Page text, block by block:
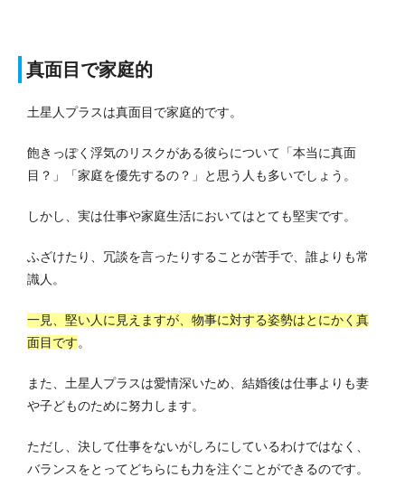
真面目で家庭的
土星人プラスは真面目で家庭的です。
飽きっぽく浮気のリスクがある彼らについて「本当に真面
目？」「家庭を優先するの？」と思う人も多いでしょう。
しかし、実は仕事や家庭生活においてはとても堅実です。
ふざけたり、冗談を言ったりすることが苦手で、誰よりも常
識人。
一見、堅い人に見えますが、物事に対する姿勢はとにかく真
面目です。
また、土星人プラスは愛情深いため、結婚後は仕事よりも妻
や子どものために努力します。
ただし、決して仕事をないがしろにしているわけではなく、
バランスをとってどちらにも力を注ぐことができるのです。